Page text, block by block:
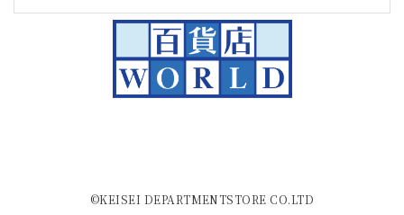
©KEISEI DEPARTMENTSTORE CO.LTD